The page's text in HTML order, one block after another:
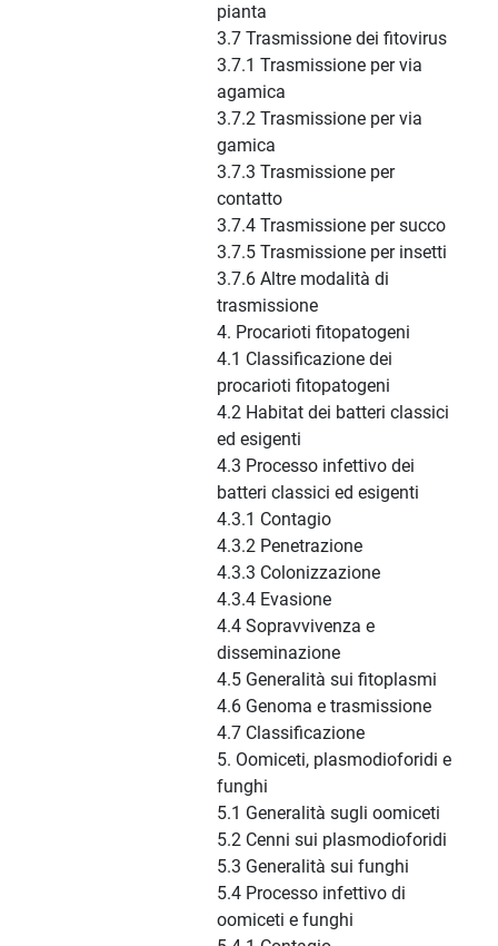
pianta
3.7 Trasmissione dei fitovirus
3.7.1 Trasmissione per via
agamica
3.7.2 Trasmissione per via
gamica
3.7.3 Trasmissione per
contatto
3.7.4 Trasmissione per succo
3.7.5 Trasmissione per insetti
3.7.6 Altre modalità di
trasmissione
4. Procarioti fitopatogeni
4.1 Classificazione dei
procarioti fitopatogeni
4.2 Habitat dei batteri classici
ed esigenti
4.3 Processo infettivo dei
batteri classici ed esigenti
4.3.1 Contagio
4.3.2 Penetrazione
4.3.3 Colonizzazione
4.3.4 Evasione
4.4 Sopravvivenza e
disseminazione
4.5 Generalità sui fitoplasmi
4.6 Genoma e trasmissione
4.7 Classificazione
5. Oomiceti, plasmodioforidi e
funghi
5.1 Generalità sugli oomiceti
5.2 Cenni sui plasmodioforidi
5.3 Generalità sui funghi
5.4 Processo infettivo di
oomiceti e funghi